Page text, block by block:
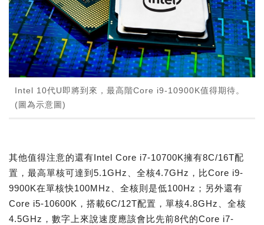
Intel 10代U即將到來，最高階Core i9-10900K值得期待。
(圖為示意圖)
其他值得注意的還有Intel Core i7-10700K擁有8C/16T配
置，最高單核可達到5.1GHz、全核4.7GHz，比Core i9-
9900K在單核快100MHz、全核則是低100Hz；另外還有
Core i5-10600K，搭載6C/12T配置，單核4.8GHz、全核
4.5GHz，數字上來說速度應該會比先前8代的Core i7-